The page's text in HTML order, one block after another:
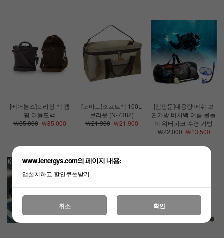
[베어본즈]포리징 백 캠
핑 다용도백
￦85,000￦85,000
[노마드]소프트백 100L
브라운 (N-7382)
￦21,900￦21,900
[캠핑문]대용량 메쉬 보
관가방 비치백 여름 물놀
이 워터파크 수영 가방
￦22,000￦13,500
www.lenergys.com의 페이지 내용:
앱설치하고 할인쿠폰받기
취소 확인